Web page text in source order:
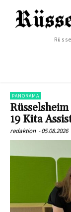
PANORAMA
19 Kita
redaktion -05.08.2026